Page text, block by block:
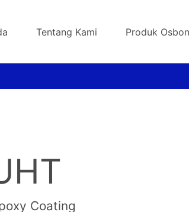
Tentang Kami Produk
Coating